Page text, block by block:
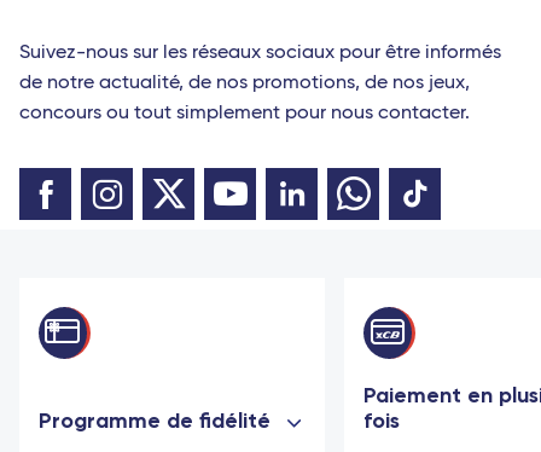
Suivez-nous sur les réseaux sociaux pour être informés
de notre actualité, de nos promotions, de nos jeux,
concours ou tout simplement pour nous contacter.
Programme de fidélité
Paiement en
fois